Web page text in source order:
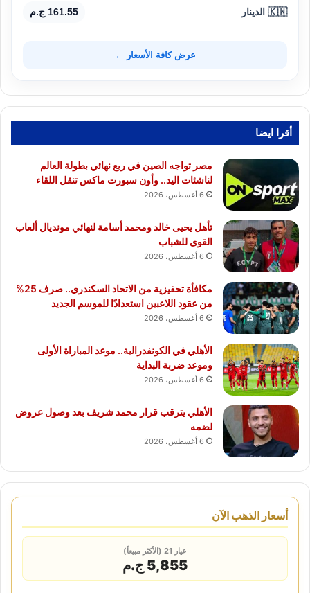
🇰🇼 الدينار 161.55 ج.م
عرض كافة الأسعار ←
أقرا ايضا
مصر تواجه الصين في ربع نهائي بطولة العالم
لناشئات اليد.. وأون سبورت ماكس تنقل اللقاء
6 أغسطس، 2026
تأهل يحيى خالد ومحمد أسامة لنهائي مونديال ألعاب
القوى للشباب
6 أغسطس، 2026
مكافأة تحفيزية من الاتحاد السكندري.. صرف 25%
من عقود اللاعبين استعدادًا للموسم الجديد
6 أغسطس، 2026
الأهلي في الكونفدرالية.. موعد المباراة الأولى
وموعد ضربة البداية
6 أغسطس، 2026
الأهلي يترقب قرار محمد شريف بعد وصول عروض
لضمه
6 أغسطس، 2026
أسعار الذهب الآن
عيار 21 (الأكثر مبيعاً)
5,855 ج.م